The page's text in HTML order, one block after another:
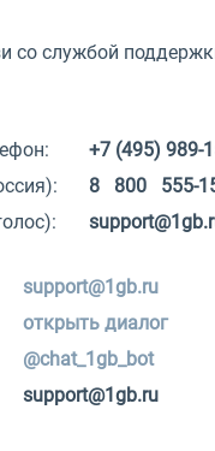
со службой
+7 (495) 989-
8 800 555-
support@1gb.ru
открыть диалог
@chat_1gb_bot
support@1gb.ru